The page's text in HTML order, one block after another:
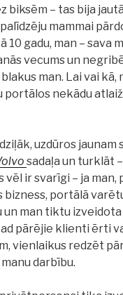
biksēm – tas bija
mammai
10 gadu, man – sava
vecums un
man. Lai vai
portālos nekādu
uzdūros jaunam
sadaļa un turklāt
vēl ir svarīgi – ja
bizness, portālā
un man tiktu
pārējie klienti ērti
vienlaikus redzēt
darbību.